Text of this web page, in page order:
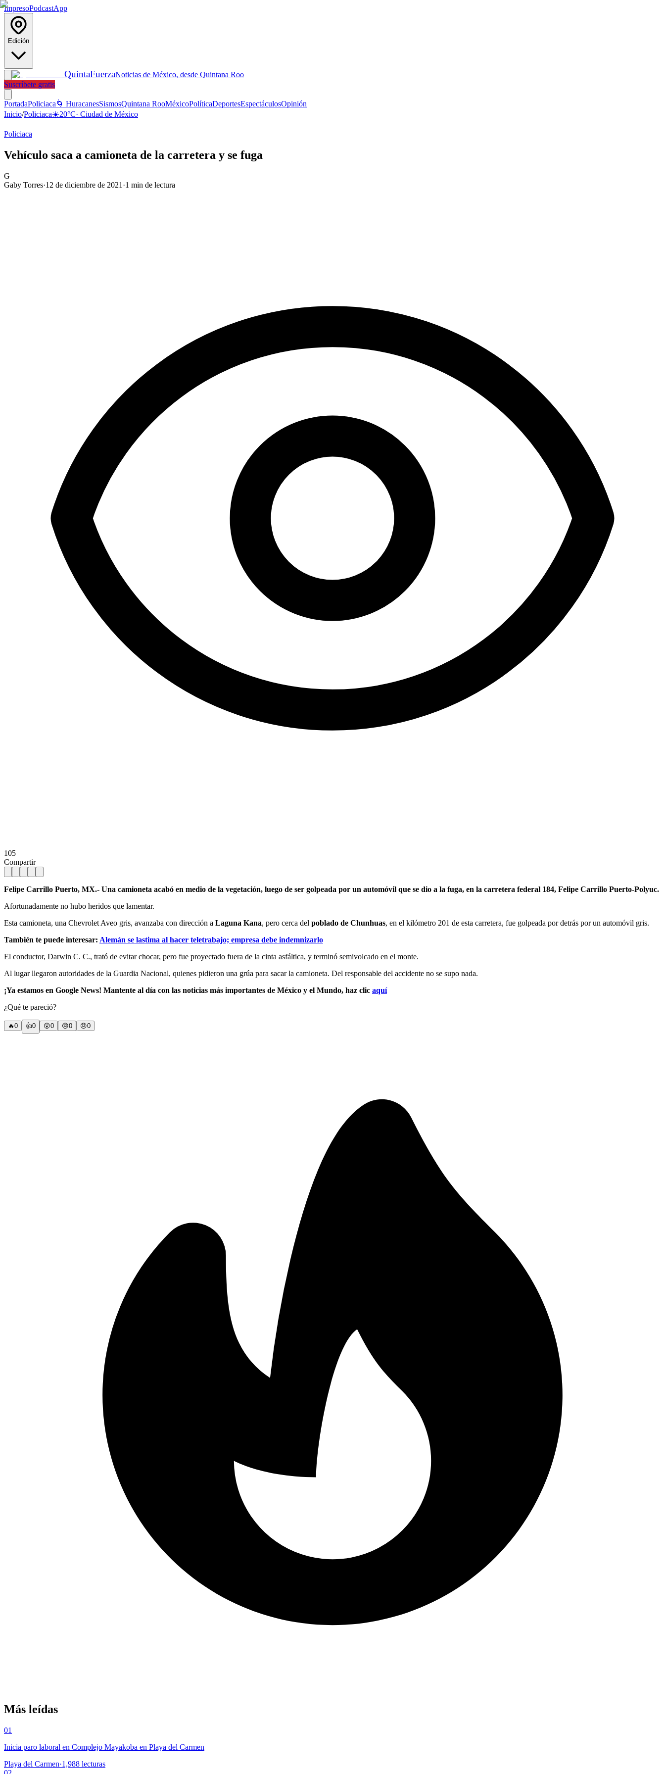
ImpresoPodcastApp
Edición
QuintaFuerzaNoticias de México, desde Quintana Roo
Suscríbete gratis
PortadaPoliciaca 🌀 HuracanesSismosQuintana RooMéxicoPolíticaDeportesEspectáculosOpinión
Inicio/Policiaca☀️20°C· Ciudad de México
Policiaca
Vehículo saca a camioneta de la carretera y se fuga
G
Gaby Torres·12 de diciembre de 2021 ·1 min de lectura
105
Compartir
Felipe Carrillo Puerto, MX.- Una camioneta acabó en medio de la vegetación, luego de ser golpeada por un automóvil que se dio a la fuga, en la carretera federal 184, Felipe Carrillo Puerto-Polyuc.
Afortunadamente no hubo heridos que lamentar.
Esta camioneta, una Chevrolet Aveo gris, avanzaba con dirección a Laguna Kana, pero cerca del poblado de Chunhuas, en el kilómetro 201 de esta carretera, fue golpeada por detrás por un automóvil gris.
También te puede interesar: Alemán se lastima al hacer teletrabajo; empresa debe indemnizarlo
El conductor, Darwin C. C., trató de evitar chocar, pero fue proyectado fuera de la cinta asfáltica, y terminó semivolcado en el monte.
Al lugar llegaron autoridades de la Guardia Nacional, quienes pidieron una grúa para sacar la camioneta. Del responsable del accidente no se supo nada.
¡Ya estamos en Google News! Mantente al día con las noticias más importantes de México y el Mundo, haz clic aquí
¿Qué te pareció?
🔥0 👍0 😲0 😢0 😠0
Más leídas
01
Inicia paro laboral en Complejo Mayakoba en Playa del Carmen
Playa del Carmen·1,988 lecturas